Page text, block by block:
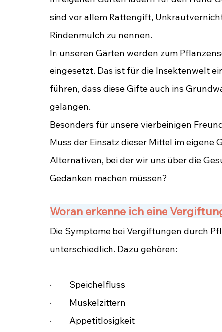
sind vor allem Rattengift,
Rindenmulch zu nennen.
In unseren Gärten werden zum
eingesetzt. Das ist für die Insektenwelt
führen, dass diese Gifte auch ins
gelangen.
Besonders für unsere vierbeinigen
Muss der Einsatz dieser Mittel im eigene
Alternativen, bei der wir uns über die
Gedanken machen müssen?
Woran erkenne ich eine
Die Symptome bei Vergiftungen durch
unterschiedlich. Dazu gehören:
·         Speichelfluss
·         Muskelzittern
·         Appetitlosigkeit